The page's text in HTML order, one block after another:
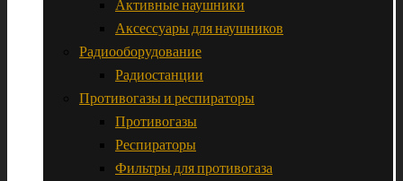
Активные наушники
Аксессуары для наушников
Радиооборудование
Радиостанции
Противогазы и респираторы
Противогазы
Респираторы
Фильтры для противогаза